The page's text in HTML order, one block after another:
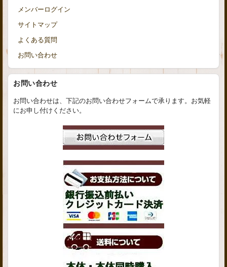
メンバーログイン
サイトマップ
よくある質問
お問い合わせ
お問い合わせ
お問い合わせは、下記のお問い合わせフォームで承ります。お気軽
にお申し付けください。